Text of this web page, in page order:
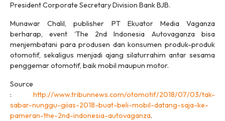
President Corporate Secretary Division Bank BJB.
Munawar Chalil, publisher PT Ekuator Media Vaganza
berharap, event ‘The 2nd Indonesia Autovaganza bisa
menjembatani para produsen dan konsumen produk-produk
otomotif, sekaligus menjadi ajang silaturrahim antar sesama
penggemar otomotif, baik mobil maupun motor.
Source
: http://www.tribunnews.com/otomotif/2018/07/03/tak-
sabar-nunggu-giias-2018-buat-beli-mobil-datang-saja-ke-
pameran-the-2nd-indonesia-autovaganza.